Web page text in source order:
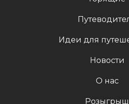
Идеи для
Новости
О нас
Розыгрыш